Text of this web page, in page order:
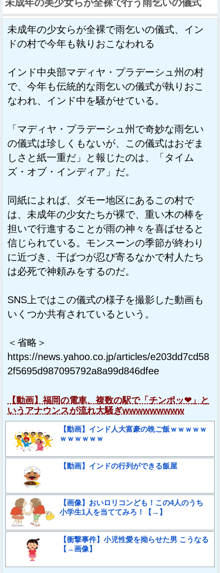
未成年の美少女らが全裸で行う雨乞いの儀式
未成年の少女らが全裸で雨乞いの儀式、イン
ドの村で今年も執りおこなわれる
インド中央部マディヤ・プラデーシュ州の村
で、今年も伝統的な雨乞いの儀式が執りおこ
なわれ、インド中を騒がせている。
「マディヤ・プラデーシュ州で奇妙な雨乞い
の儀式は珍しくもないが、この儀式はおぞま
しさと紙一重だ」と報じたのは、「タイム
ズ・オブ・インディア」だ。
同紙によれば、ダモー地区にあるこの村で
は、未成年の少女たちが裸で、重い木の棒を
担いで行進することが雨の神々を喜ばせると
信じられている。モンスーンの季節が終わり
に近づき、干ばつが忍び寄るなかで村人たち
は必死で神頼みをするのだ。
SNS上ではこの儀式の様子を撮影した動画も
いくつか共有されているという。
＜省略＞
https://news.yahoo.co.jp/articles/e203dd7cd58
2f5695d987095792a8a99d846dfee
【動画】福岡の電車、複数の駅で「チンポッ❤」と
いうアナウンスが流れ大騒ぎwwwwwwwww
【動画】インド人大富豪の晩ご飯ｗｗｗｗｗ
ｗｗｗｗｗｗ
【動画】インドの行列ができる飯屋
【画像】おいロリコンども！この4人のうち
小学生1人を当ててみろ！【→】
【衝撃事件】小児性愛を拗らせた男 こうなる
【→画像】